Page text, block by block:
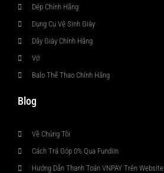
Dép Chính Hãng
Dụng Cụ Vệ Sinh Giày
Dây Giày Chính Hãng
Vớ
Balo Thể Thao Chính Hãng
Blog
Về Chúng Tôi
Cách Trả Góp 0% Qua Fundiin
Hướng Dẫn Thanh Toán VNPAY Trên Website